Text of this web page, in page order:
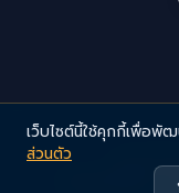
·
เว็บไซต์นี้ใช้คุกกี้เพื่อพั
ส่วนตัว